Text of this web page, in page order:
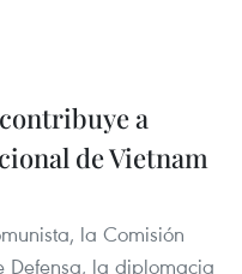
a
de Vietnam
la Comisión
Defensa, la diplomacia